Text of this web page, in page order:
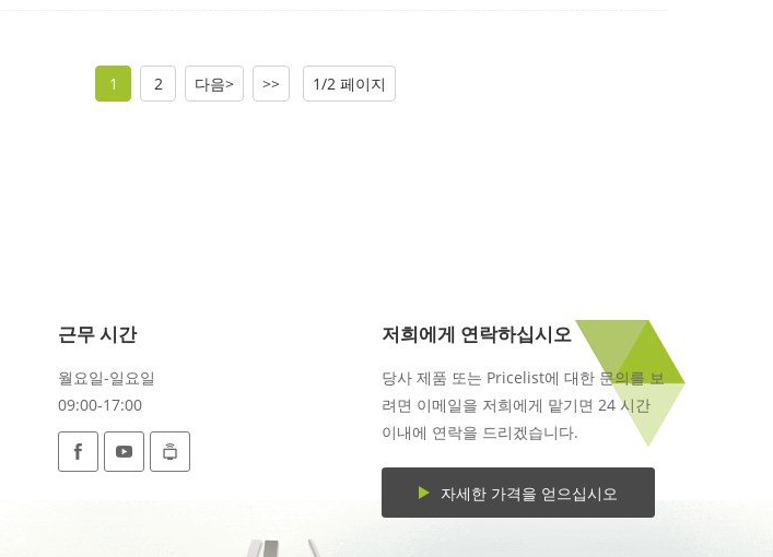
1 2 다음> >> 1/2 페이지
근무 시간
월요일-일요일
09:00-17:00
저희에게 연락하십시오
당사 제품 또는 Pricelist에 대한 문의를 보
려면 이메일을 저희에게 맡기면 24 시간
이내에 연락을 드리겠습니다.
자세한 가격을 얻으십시오